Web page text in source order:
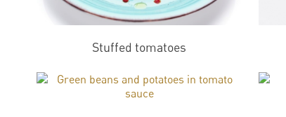
Stuffed tomatoes